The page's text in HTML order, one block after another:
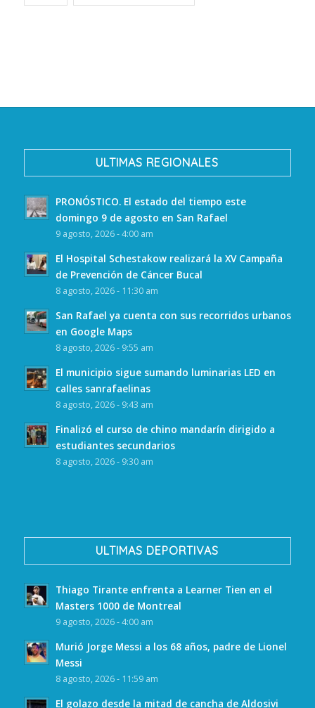
ULTIMAS REGIONALES
PRONÓSTICO. El estado del tiempo este
domingo 9 de agosto en San Rafael
9 agosto, 2026 - 4:00 am
El Hospital Schestakow realizará la XV Campaña
de Prevención de Cáncer Bucal
8 agosto, 2026 - 11:30 am
San Rafael ya cuenta con sus recorridos urbanos
en Google Maps
8 agosto, 2026 - 9:55 am
El municipio sigue sumando luminarias LED en
calles sanrafaelinas
8 agosto, 2026 - 9:43 am
Finalizó el curso de chino mandarín dirigido a
estudiantes secundarios
8 agosto, 2026 - 9:30 am
ULTIMAS DEPORTIVAS
Thiago Tirante enfrenta a Learner Tien en el
Masters 1000 de Montreal
9 agosto, 2026 - 4:00 am
Murió Jorge Messi a los 68 años, padre de Lionel
Messi
8 agosto, 2026 - 11:59 am
El golazo desde la mitad de cancha de Aldosivi